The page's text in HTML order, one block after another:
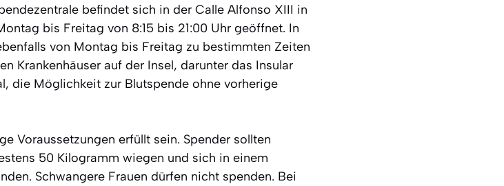
befindet sich in der Calle Alfonso XIII in
bis Freitag von 8:15 bis 21:00 Uhr geöffnet. In
von Montag bis Freitag zu bestimmten Zeiten
Krankenhäuser auf der Insel, darunter das Insular
die Möglichkeit zur Blutspende ohne vorherige
Voraussetzungen erfüllt sein. Spender sollten
50 Kilogramm wiegen und sich in einem
Schwangere Frauen dürfen nicht spenden. Bei